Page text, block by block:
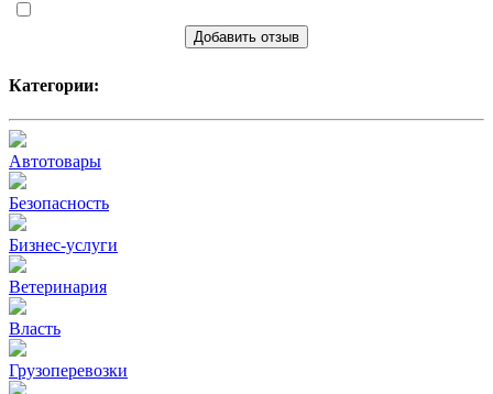
Добавить отзыв
Категории:
Автотовары
Безопасность
Бизнес-услуги
Ветеринария
Власть
Грузоперевозки